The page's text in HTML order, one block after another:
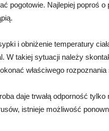
pogotowie. Najlepiej poproś
i obniżenie temperatury
W takiej sytuacji należy
właściwego
daje trwałą odporność
istnieje możliwość